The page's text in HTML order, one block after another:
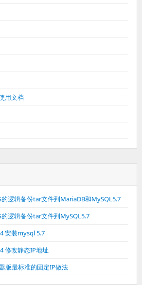
用文档
的逻辑备份tar文件到MariaDB和MySQL5.7
逻辑备份tar文件到MySQL5.7
安装mysql 5.7
修改静态IP地址
版最标准的固定IP做法